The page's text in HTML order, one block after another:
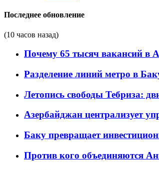
Последнее обновление
(10 часов назад)
Почему 65 тысяч вакансий в
Разделение линий метро в
Летопись свободы Тебриза:
Азербайджан централизует
Баку превращает
Против кого объединяются